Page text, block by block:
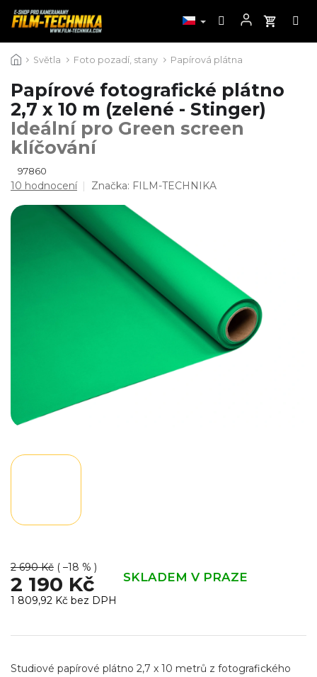
na
Světla Foto pozadí, stany Papírová plátna
Papírové fotografické plátno
2,7 x 10 m (zelené - Stinger)
Ideální pro Green screen
klíčování
97860
Průměrné
produktu
10 hodnocení Značka: FILM-TECHNIKA
2 690 Kč ( –18 % )
2 190 Kč SKLADEM V PRAZE
1 809,92 Kč bez DPH
cena:
Studiové papírové plátno 2,7 x 10 metrů z fotografického